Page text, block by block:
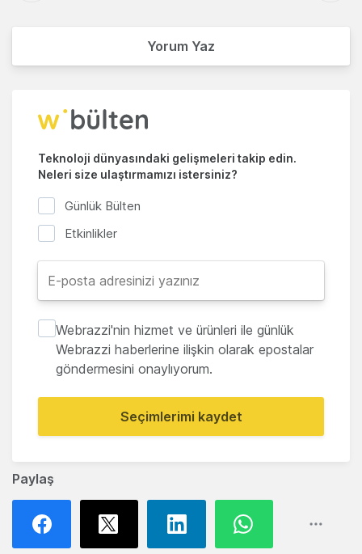
Paylaş
Yorum Yaz
Teknoloji dünyasındaki gelişmeleri takip edin.
Neleri size ulaştırmamızı istersiniz?
Günlük Bülten
Etkinlikler
Webrazzi'nin hizmet ve ürünleri ile günlük
Webrazzi haberlerine ilişkin olarak epostalar
göndermesini onaylıyorum.
Seçimlerimi kaydet